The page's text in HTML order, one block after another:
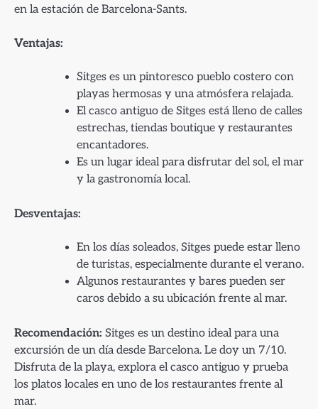
en la estación de Barcelona-Sants.
Ventajas:
Sitges es un pintoresco pueblo costero con
playas hermosas y una atmósfera relajada.
El casco antiguo de Sitges está lleno de calles
estrechas, tiendas boutique y restaurantes
encantadores.
Es un lugar ideal para disfrutar del sol, el mar
y la gastronomía local.
Desventajas:
En los días soleados, Sitges puede estar lleno
de turistas, especialmente durante el verano.
Algunos restaurantes y bares pueden ser
caros debido a su ubicación frente al mar.
Recomendación: Sitges es un destino ideal para una
excursión de un día desde Barcelona. Le doy un 7/10.
Disfruta de la playa, explora el casco antiguo y prueba
los platos locales en uno de los restaurantes frente al
mar.